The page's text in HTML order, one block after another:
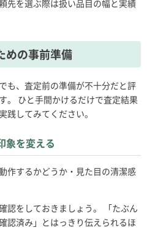
先を選ぶ際は扱い品目の幅と実績
めの事前準備
も、査定前の準備が不十分だと評
。 ひと手間かけるだけで査定結果
践してみてください。
象を変える
作するかどうか・見た目の清潔感
認をしておきましょう。 「たぶん
認済み」とはっきり伝えられるほ